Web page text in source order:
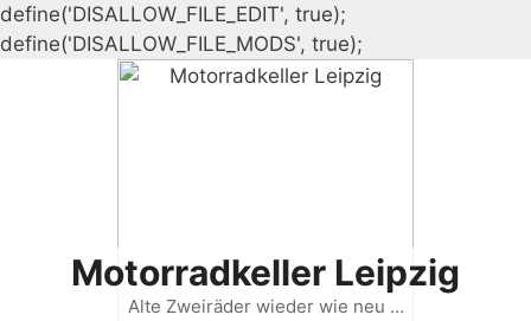
define('DISALLOW_FILE_EDIT', true);
define('DISALLOW_FILE_MODS', true);
Inhalt
Motorradkeller Leipzig
Alte Zweiräder wieder wie neu …